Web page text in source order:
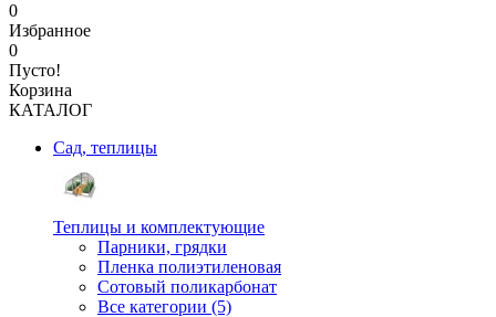
0
Избранное
0
Пусто!
Корзина
КАТАЛОГ
Сад, теплицы
Теплицы и комплектующие
Парники, грядки
Пленка полиэтиленовая
Сотовый поликарбонат
Все категории (5)